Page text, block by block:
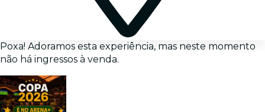
Poxa! Adoramos esta experiência, mas neste momento
não há ingressos à venda.